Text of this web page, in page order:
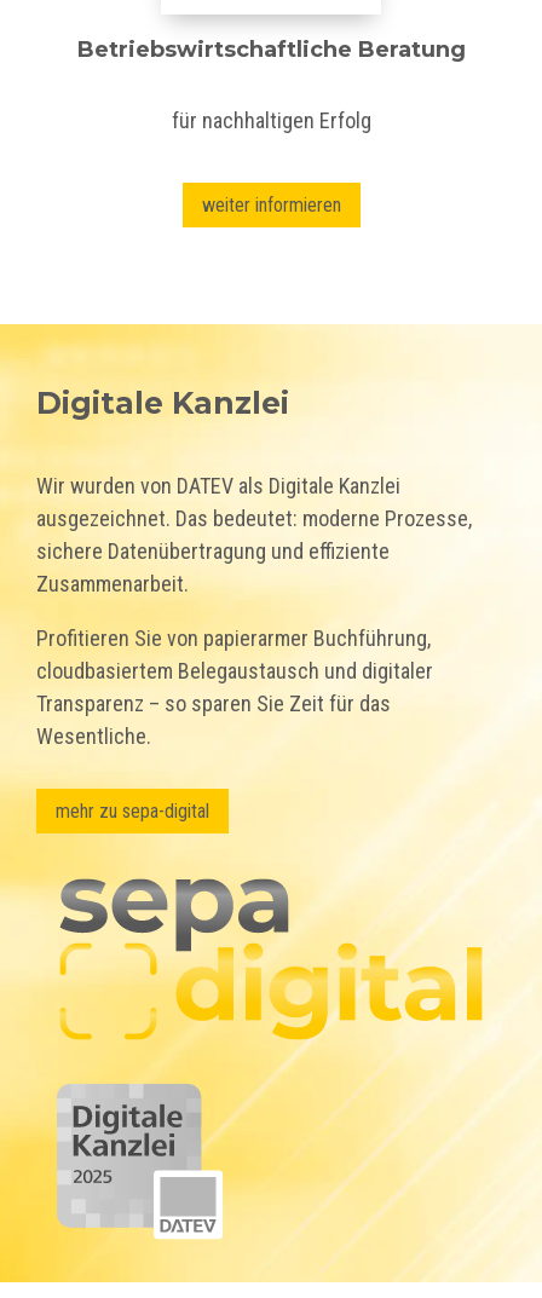
Betriebswirtschaftliche Beratung
für nachhaltigen Erfolg
weiter informieren
Digitale Kanzlei
Wir wurden von DATEV als Digitale Kanzlei
ausgezeichnet. Das bedeutet: moderne Prozesse,
sichere Datenübertragung und effiziente
Zusammenarbeit.
Profitieren Sie von papierarmer Buchführung,
cloudbasiertem Belegaustausch und digitaler
Transparenz – so sparen Sie Zeit für das
Wesentliche.
mehr zu sepa-digital